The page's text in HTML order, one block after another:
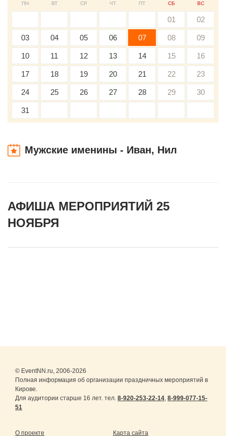
ПН ВТ СР ЧТ ПТ СБ ВС
01 02
03 04 05 06 07 08 09
10 11 12 13 14 15 16
17 18 19 20 21 22 23
24 25 26 27 28 29 30
31
Мужские именины - Иван, Нил
АФИША МЕРОПРИЯТИЙ 25
НОЯБРЯ
© EventNN.ru, 2006-2026
Полная информация об организации праздничных мероприятий в
Кирове.
Для аудитории старше 16 лет. тел. 8-920-253-22-14, 8-999-077-15-
51
О проекте Карта сайта